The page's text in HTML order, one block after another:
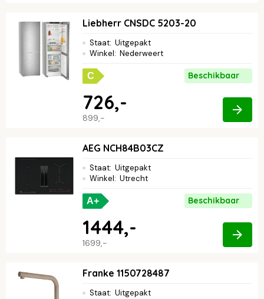
Liebherr CNSDC 5203-20
Staat: Uitgepakt
Winkel: Nederweert
C Beschikbaar
899,-
726,-
AEG NCH84B03CZ
Staat: Uitgepakt
Winkel: Utrecht
A+ Beschikbaar
1699,-
1444,-
Franke 1150728487
Staat: Uitgepakt